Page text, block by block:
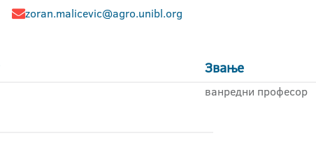
zoran.malicevic@agro.unibl.org
Звање
ванредни професор